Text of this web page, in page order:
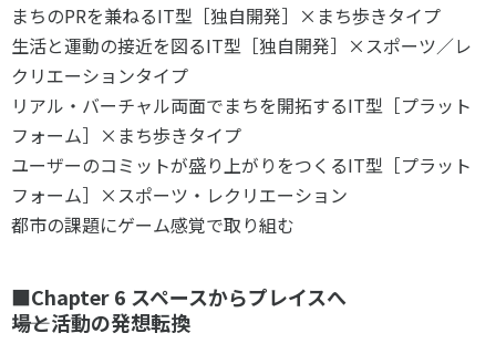
まちのPRを兼ねるIT型 ［独自開発］× まち歩きタイプ
生活と運動の接近を図るIT型 ［独自開発］×スポーツ／レ
クリエーションタイプ
リアル・バーチャル両面でまちを開拓するIT型 ［プラット
フォーム］× まち歩きタイプ
ユーザーのコミットが盛り上がりをつくるIT型 ［プラット
フォーム］×スポーツ・レクリエーション
都市の課題にゲーム感覚で取り組む
■Chapter 6 スペースからプレイスへ
――場と活動の発想転換